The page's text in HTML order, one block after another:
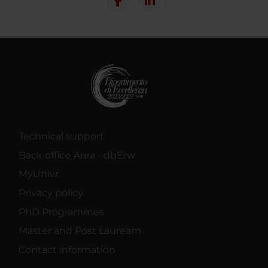
Technical support
Back office Area - dbErw
MyUnivr
Privacy policy
PhD Programmes
Master and Post Lauream
Contact information